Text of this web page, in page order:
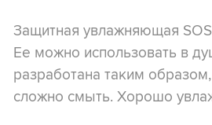
Защитная увлажняющая
Ее можно использовать в
разработана таким
сложно смыть. Хорошо